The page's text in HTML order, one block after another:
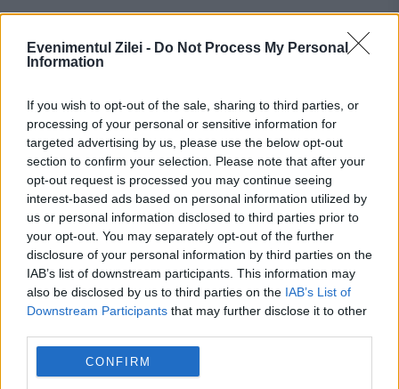
Evenimentul Zilei - Do Not Process My Personal
Information
If you wish to opt-out of the sale, sharing to third parties, or
processing of your personal or sensitive information for
targeted advertising by us, please use the below opt-out
section to confirm your selection. Please note that after your
opt-out request is processed you may continue seeing
interest-based ads based on personal information utilized by
us or personal information disclosed to third parties prior to
your opt-out. You may separately opt-out of the further
disclosure of your personal information by third parties on the
IAB’s list of downstream participants. This information may
also be disclosed by us to third parties on the IAB’s List of
Downstream Participants that may further disclose it to other
CONFIRM
Recomandările noastre